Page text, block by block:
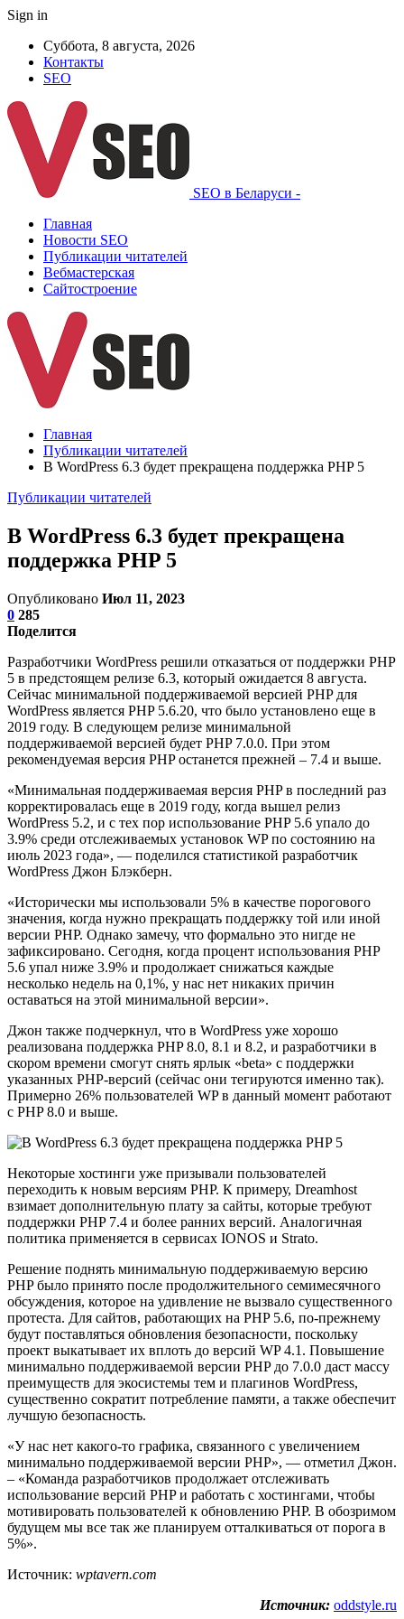
Sign in
Суббота, 8 августа, 2026
Контакты
SEO
SEO в Беларуси -
Главная
Новости SEO
Публикации читателей
Вебмастерская
Сайтостроение
Главная
Публикации читателей
В WordPress 6.3 будет прекращена поддержка PHP 5
Публикации читателей
В WordPress 6.3 будет прекращена
поддержка PHP 5
Опубликовано Июл 11, 2023
0 285
Поделится
Разработчики WordPress решили отказаться от поддержки PHP
5 в предстоящем релизе 6.3, который ожидается 8 августа.
Сейчас минимальной поддерживаемой версией PHP для
WordPress является PHP 5.6.20, что было установлено еще в
2019 году. В следующем релизе минимальной
поддерживаемой версией будет PHP 7.0.0. При этом
рекомендуемая версия PHP останется прежней – 7.4 и выше.
«Минимальная поддерживаемая версия PHP в последний раз
корректировалась еще в 2019 году, когда вышел релиз
WordPress 5.2, и с тех пор использование PHP 5.6 упало до
3.9% среди отслеживаемых установок WP по состоянию на
июль 2023 года», — поделился статистикой разработчик
WordPress Джон Блэкберн.
«Исторически мы использовали 5% в качестве порогового
значения, когда нужно прекращать поддержку той или иной
версии PHP. Однако замечу, что формально это нигде не
зафиксировано. Сегодня, когда процент использования PHP
5.6 упал ниже 3.9% и продолжает снижаться каждые
несколько недель на 0,1%, у нас нет никаких причин
оставаться на этой минимальной версии».
Джон также подчеркнул, что в WordPress уже хорошо
реализована поддержка PHP 8.0, 8.1 и 8.2, и разработчики в
скором времени смогут снять ярлык «beta» с поддержки
указанных PHP-версий (сейчас они тегируются именно так).
Примерно 26% пользователей WP в данный момент работают
с PHP 8.0 и выше.
Некоторые хостинги уже призывали пользователей
переходить к новым версиям PHP. К примеру, Dreamhost
взимает дополнительную плату за сайты, которые требуют
поддержки PHP 7.4 и более ранних версий. Аналогичная
политика применяется в сервисах IONOS и Strato.
Решение поднять минимальную поддерживаемую версию
PHP было принято после продолжительного семимесячного
обсуждения, которое на удивление не вызвало существенного
протеста. Для сайтов, работающих на PHP 5.6, по-прежнему
будут поставляться обновления безопасности, поскольку
проект выкатывает их вплоть до версий WP 4.1. Повышение
минимально поддерживаемой версии PHP до 7.0.0 даст массу
преимуществ для экосистемы тем и плагинов WordPress,
существенно сократит потребление памяти, а также обеспечит
лучшую безопасность.
«У нас нет какого-то графика, связанного с увеличением
минимально поддерживаемой версии PHP», — отметил Джон.
– «Команда разработчиков продолжает отслеживать
использование версий PHP и работать с хостингами, чтобы
мотивировать пользователей к обновлению PHP. В обозримом
будущем мы все так же планируем отталкиваться от порога в
5%».
Источник: wptavern.com
Источник: oddstyle.ru